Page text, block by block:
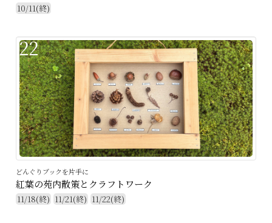
10/11(終)
22
どんぐりブックを片手に
紅葉の苑内散策とクラフトワーク
11/18(終) 11/21(終) 11/22(終)